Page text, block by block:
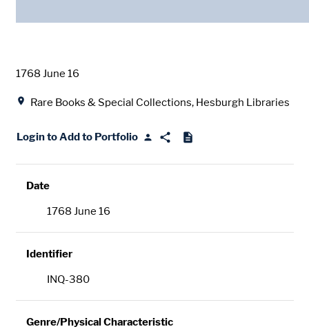
Date
1768 June 16
Rare Books & Special Collections, Hesburgh Libraries
Login to Add to Portfolio
Date
1768 June 16
Identifier
INQ-380
Genre/Physical Characteristic